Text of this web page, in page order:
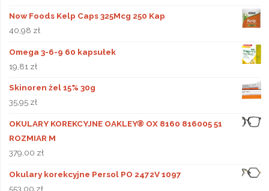
Now Foods Kelp Caps 325Mcg 250 Kap
40,98 zł
Omega 3-6-9 60 kapsułek
19,81 zł
Skinoren żel 15% 30g
35,95 zł
OKULARY KOREKCYJNE OAKLEY® OX 8160 816005 51
ROZMIAR M
379,00 zł
Okulary korekcyjne Persol PO 2472V 1097
553,00 zł